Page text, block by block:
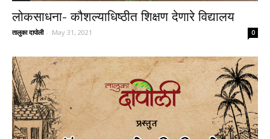
लोकसाधना- कौशल्याधिष्ठीत शिक्षण देणारे विद्यालय
तालुका दापोली - May 31, 2021 0